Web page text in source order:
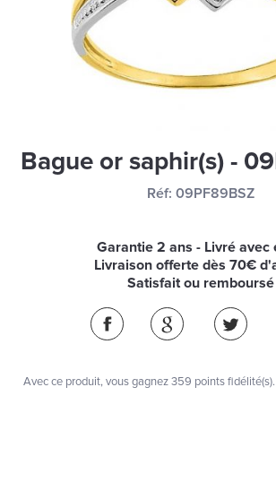
CARTES CADEAUX
IDÉE CADEAUX
BLOG
Bague or saphir(s) -
Réf: 09PF89BSZ
Garantie 2 ans - Livré avec
Livraison offerte dès 70€
Satisfait ou remboursé
Avec ce produit, vous gagnez359 points fidélité(s)